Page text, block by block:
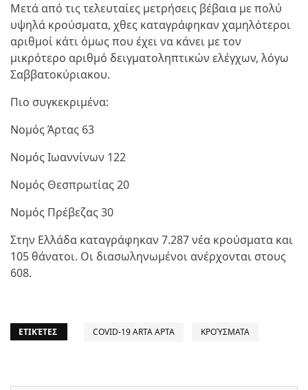
Μετά από τις τελευταίες μετρήσεις βέβαια με πολύ
υψηλά κρούσματα, χθες καταγράφηκαν χαμηλότεροι
αριθμοί κάτι όμως που έχει να κάνει με τον
μικρότερο αριθμό δειγματοληπτικών ελέγχων, λόγω
Σαββατοκύριακου.
Πιο συγκεκριμένα:
Νομός Άρτας 63
Νομός Ιωαννίνων 122
Νομός Θεσπρωτίας 20
Νομός Πρέβεζας 30
Στην Ελλάδα καταγράφηκαν 7.287 νέα κρούσματα και
105 θάνατοι. Οι διασωληνωμένοι ανέρχονται στους
608.
ΕΤΙΚΈΤΕΣ COVID-19 ARTA ΑΡΤΑ ΚΡΟΎΣΜΑΤΑ